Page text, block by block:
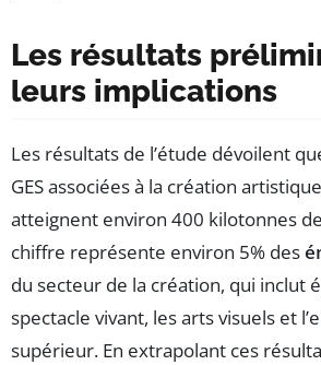
Les résultats
leurs implications
Les résultats de l’étude dévoilent
GES associées à la création
atteignent environ 400 kilotonnes
chiffre représente environ 5% des
du secteur de la création, qui inclut
spectacle vivant, les arts visuels et
supérieur. En extrapolant ces